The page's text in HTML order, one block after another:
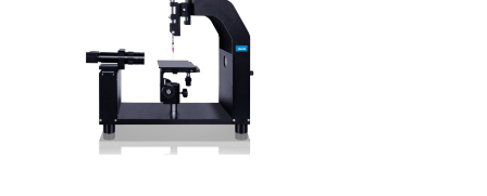
Лабораторные стеклянные реакторы с
рубашкой
Пилотные стеклянные реакторы с рубашкой
Стеклянные реакторы с нагревательной
ванной